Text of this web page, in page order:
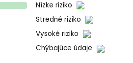
Nízke riziko
Stredné riziko
Vysoké riziko
Chýbajúce údaje